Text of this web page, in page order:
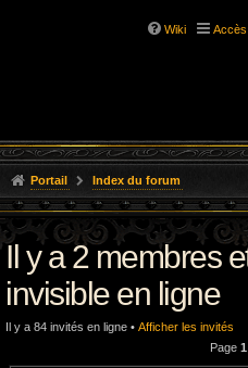
Wiki
Portail Index du forum
Il y a 2 membres
invisible en ligne
Il y a 84 invités en ligne • Afficher les invités
Page 1